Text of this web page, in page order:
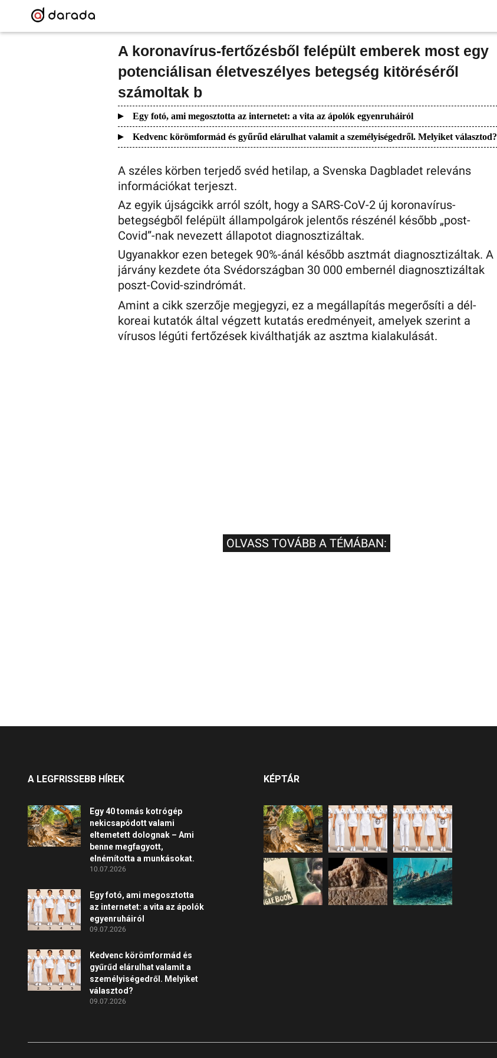
A koronavírus-fertőzésből felépült emberek most egy
potenciálisan életveszélyes betegség kitöréséről
számoltak b
Egy fotó, ami megosztotta az internetet: a vita az ápolók egyenruháiról
Kedvenc körömformád és gyűrűd elárulhat valamit a személyiségedről. Melyiket választod?
A széles körben terjedő svéd hetilap, a Svenska Dagbladet releváns
információkat terjeszt.
Az egyik újságcikk arról szólt, hogy a SARS-CoV-2 új koronavírus-
betegségből felépült állampolgárok jelentős részénél később „post-
Covid”-nak nevezett állapotot diagnosztizáltak.
Ugyanakkor ezen betegek 90%-ánál később asztmát diagnosztizáltak. A
járvány kezdete óta Svédországban 30 000 embernél diagnosztizáltak
poszt-Covid-szindrómát.
Amint a cikk szerzője megjegyzi, ez a megállapítás megerősíti a dél-
koreai kutatók által végzett kutatás eredményeit, amelyek szerint a
vírusos légúti fertőzések kiválthatják az asztma kialakulását.
OLVASS TOVÁBB A TÉMÁBAN:
A LEGFRISSEBB HÍREK
Egy 40 tonnás kotrógép
nekicsapódott valami
eltemetett dolognak – Ami
benne megfagyott,
elnémította a munkásokat.
10.07.2026
Egy fotó, ami megosztotta
az internetet: a vita az ápolók
egyenruháiról
09.07.2026
Kedvenc körömformád és
gyűrűd elárulhat valamit a
személyiségedről. Melyiket
választod?
09.07.2026
KÉPTÁR